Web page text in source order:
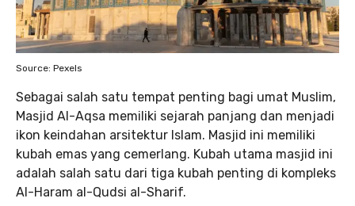
Source: Pexels
Sebagai salah satu tempat penting bagi umat Muslim,
Masjid Al-Aqsa memiliki sejarah panjang dan menjadi
ikon keindahan arsitektur Islam. Masjid ini memiliki
kubah emas yang cemerlang. Kubah utama masjid ini
adalah salah satu dari tiga kubah penting di kompleks
Al-Haram al-Qudsi al-Sharif.